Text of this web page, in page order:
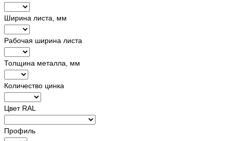
Ширина листа, мм
Рабочая ширина листа
Толщина металла, мм
Количество цинка
Цвет RAL
Профиль